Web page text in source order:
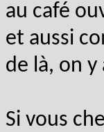
au café
et aussi
de là, on
Si vous